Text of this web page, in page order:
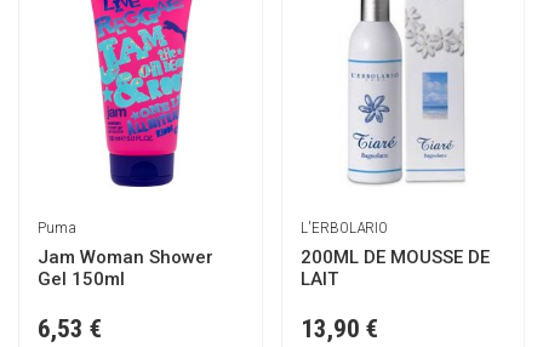
Puma
Jam Woman Shower
Gel 150ml
6,53 €
L'ERBOLARIO
200ML DE MOUSSE DE
LAIT
13,90 €